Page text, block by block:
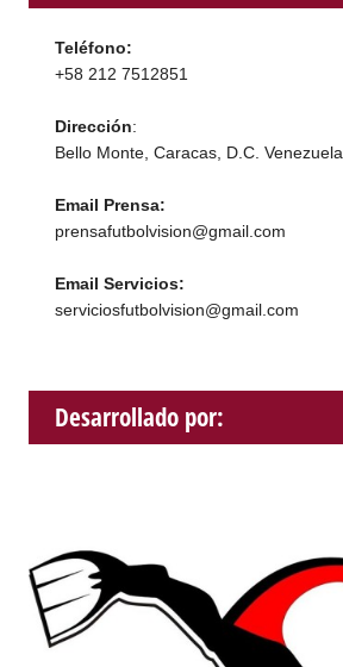
Teléfono:
+58 212 7512851
Dirección:
Bello Monte, Caracas, D.C. Venezuela
Email Prensa:
prensafutbolvision@gmail.com
Email Servicios:
serviciosfutbolvision@gmail.com
Desarrollado por: